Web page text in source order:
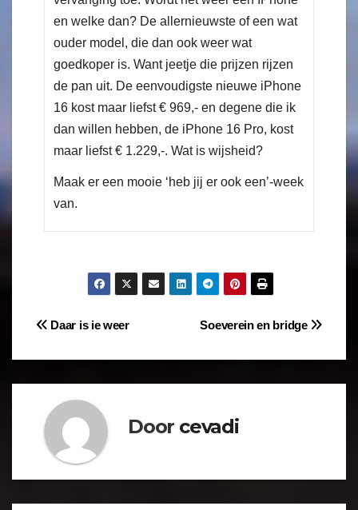
en welke dan? De allernieuwste of een wat
ouder model, die dan ook weer wat
goedkoper is. Want jeetje die prijzen rijzen
de pan uit. De eenvoudigste nieuwe iPhone
16 kost maar liefst € 969,- en degene die ik
dan willen hebben, de iPhone 16 Pro, kost
maar liefst € 1.229,-. Wat is wijsheid?
Maak er een mooie ‘heb jij er ook een’-week
van.
Soeverein en bridge
Daar is ie weer
Door cevadi